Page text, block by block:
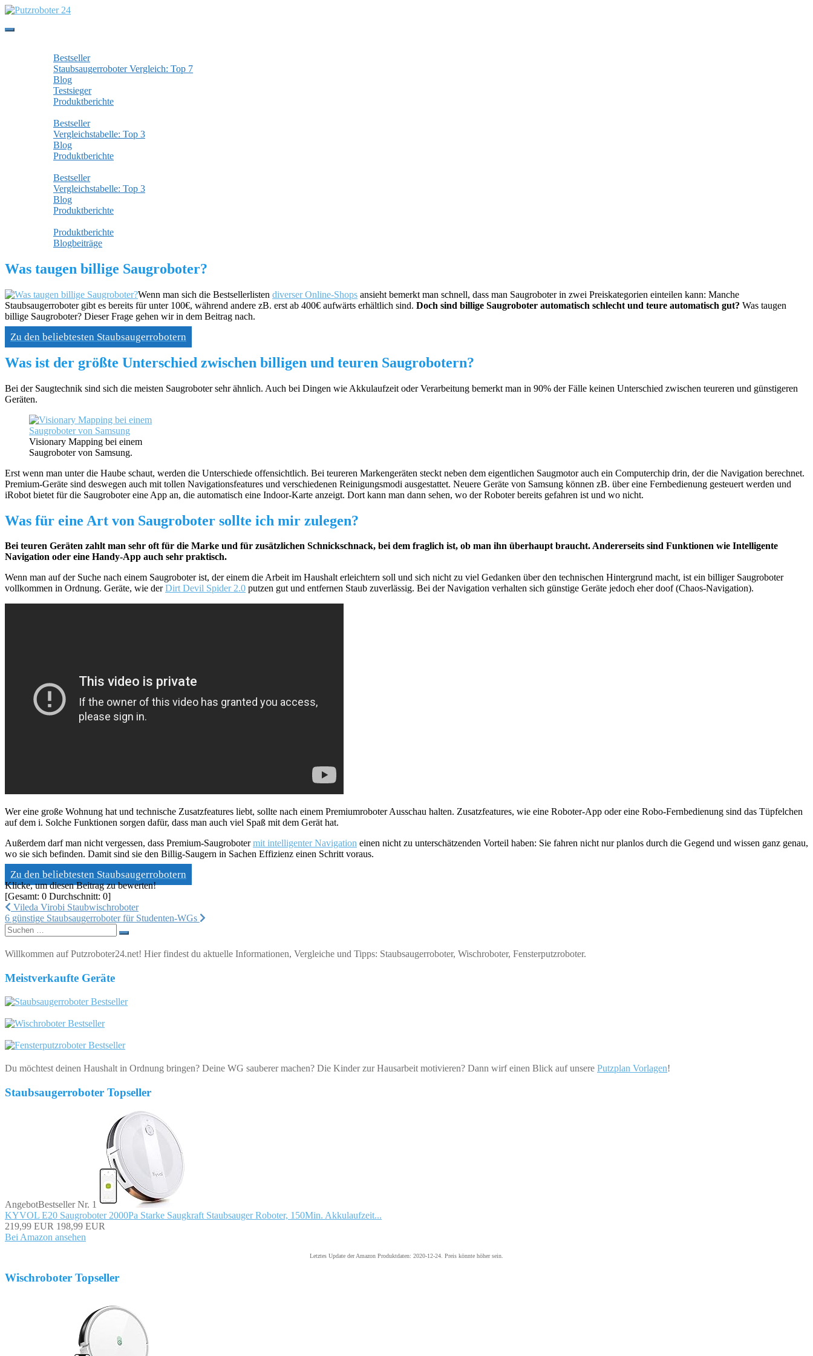
Skip
main
Toggle
Bestseller
Staubsaugerroboter Vergleich: Top 7
Blog
Testsieger
Produktberichte
Bestseller
Vergleichstabelle: Top 3
Blog
Produktberichte
Bestseller
Vergleichstabelle: Top 3
Blog
Produktberichte
Produktberichte
Blogbeiträge
Was taugen billige Saugroboter?
Wenn man sich die Bestsellerlisten diverser Online-Shops ansieht bemerkt man schnell, dass man Saugroboter in zwei Preiskategorien einteilen kann: Manche
Staubsaugerroboter gibt es bereits für unter 100€, während andere zB. erst ab 400€ aufwärts erhältlich sind. Doch sind billige Saugroboter automatisch schlecht und teure automatisch gut? Was taugen
billige Saugroboter? Dieser Frage gehen wir in dem Beitrag nach.
Zu den beliebtesten Staubsaugerrobotern
Was ist der größte Unterschied zwischen billigen und teuren Saugrobotern?
Bei der Saugtechnik sind sich die meisten Saugroboter sehr ähnlich. Auch bei Dingen wie Akkulaufzeit oder Verarbeitung bemerkt man in 90% der Fälle keinen Unterschied zwischen teureren und günstigeren
Geräten.
Visionary Mapping bei einem
Saugroboter von Samsung.
Erst wenn man unter die Haube schaut, werden die Unterschiede offensichtlich. Bei teureren Markengeräten steckt neben dem eigentlichen Saugmotor auch ein Computerchip drin, der die Navigation berechnet.
Premium-Geräte sind deswegen auch mit tollen Navigationsfeatures und verschiedenen Reinigungsmodi ausgestattet. Neuere Geräte von Samsung können zB. über eine Fernbedienung gesteuert werden und
iRobot bietet für die Saugroboter eine App an, die automatisch eine Indoor-Karte anzeigt. Dort kann man dann sehen, wo der Roboter bereits gefahren ist und wo nicht.
Was für eine Art von Saugroboter sollte ich mir zulegen?
Bei teuren Geräten zahlt man sehr oft für die Marke und für zusätzlichen Schnickschnack, bei dem fraglich ist, ob man ihn überhaupt braucht. Andererseits sind Funktionen wie Intelligente
Navigation oder eine Handy-App auch sehr praktisch.
Wenn man auf der Suche nach einem Saugroboter ist, der einem die Arbeit im Haushalt erleichtern soll und sich nicht zu viel Gedanken über den technischen Hintergrund macht, ist ein billiger Saugroboter
vollkommen in Ordnung. Geräte, wie derDirt Devil Spider 2.0 putzen gut und entfernen Staub zuverlässig. Bei der Navigation verhalten sich günstige Geräte jedoch eher doof (Chaos-Navigation).
Wer eine große Wohnung hat und technische Zusatzfeatures liebt, sollte nach einem Premiumroboter Ausschau halten. Zusatzfeatures, wie eine Roboter-App oder eine Robo-Fernbedienung sind das Tüpfelchen
auf dem i. Solche Funktionen sorgen dafür, dass man auch viel Spaß mit dem Gerät hat.
Außerdem darf man nicht vergessen, dass Premium-Saugrobotermit intelligenter Navigation einen nicht zu unterschätzenden Vorteil haben: Sie fahren nicht nur planlos durch die Gegend und wissen ganz genau,
wo sie sich befinden. Damit sind sie den Billig-Saugern in Sachen Effizienz einen Schritt voraus.
Zu den beliebtesten Staubsaugerrobotern
Klicke, um diesen Beitrag zu bewerten!
[Gesamt: 0 Durchschnitt: 0]
Beitragsnavigation
Vileda Virobi Staubwischroboter
6 günstige Staubsaugerroboter für Studenten-WGs
Suchen
nach:
Willkommen auf Putzroboter24.net! Hier findest du aktuelle Informationen, Vergleiche und Tipps: Staubsaugerroboter, Wischroboter, Fensterputzroboter.
Meistverkaufte Geräte
Du möchtest deinen Haushalt in Ordnung bringen? Deine WG sauberer machen? Die Kinder zur Hausarbeit motivieren? Dann wirf einen Blick auf unsere Putzplan Vorlagen!
Staubsaugerroboter Topseller
AngebotBestseller Nr. 1
KYVOL E20 Saugroboter 2000Pa Starke Saugkraft Staubsauger Roboter, 150Min. Akkulaufzeit...
219,99 EUR 198,99 EUR
Bei Amazon ansehen
Letztes Update der Amazon Produktdaten: 2020-12-24. Preis könnte höher sein.
Wischroboter Topseller